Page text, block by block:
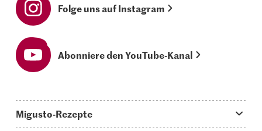
Folge uns auf Instagram
Abonniere den YouTube-Kanal
Migusto-Rezepte